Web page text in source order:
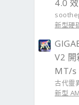
4.0
新型硬
V2
MT/s
古代靈
新型